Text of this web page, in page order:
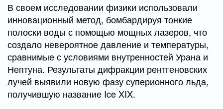
В своем исследовании физики использовали
инновационный метод, бомбардируя тонкие
полоски воды с помощью мощных лазеров, что
создало невероятное давление и температуры,
сравнимые с условиями внутренностей Урана и
Нептуна. Результаты дифракции рентгеновских
лучей выявили новую фазу суперионного льда,
получившую название Ice XIX.